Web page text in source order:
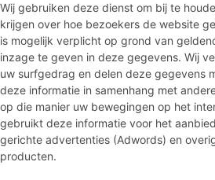
Wij gebruiken deze dienst om bij te
krijgen over hoe bezoekers de website
is mogelijk verplicht op grond van
inzage te geven in deze gegevens. Wij
uw surfgedrag en delen deze gegevens
deze informatie in samenhang met
op die manier uw bewegingen op het
gebruikt deze informatie voor het
gerichte advertenties (Adwords) en
producten.